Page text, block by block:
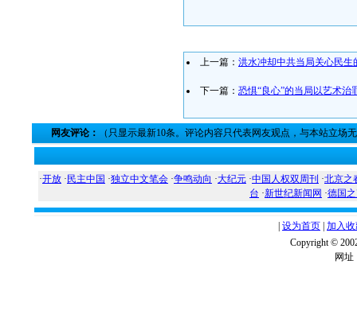
上一篇： 洪水冲却中共当局关心民生
下一篇： 恐惧“良心”的当局以艺术治
网友评论： （只显示最新10条。评论内容只代表网友观点，与本站立场
·开放 · 民主中国 ·独立中文笔会 ·争鸣动向 ·大纪元 ·中国人权双周刊 ·北京之
台 ·新世纪新闻网 ·德国
设为首页 加入
Copyright ©
网址